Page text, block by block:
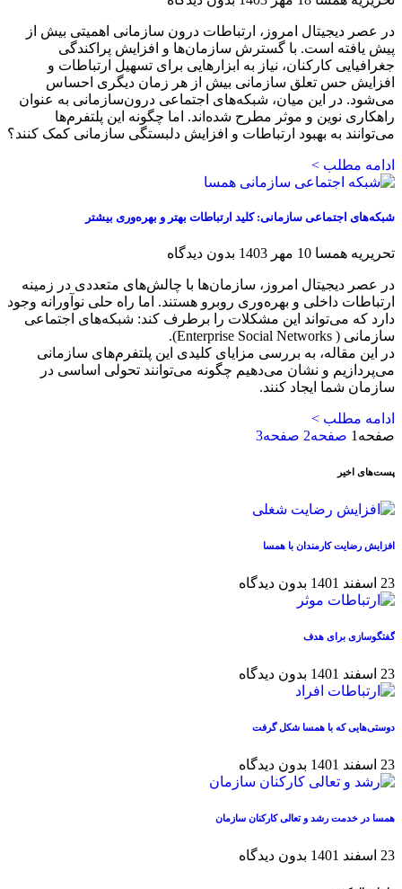
در عصر دیجیتال امروز، ارتباطات درون سازمانی اهمیتی بیش از
پیش یافته است. با گسترش سازمان‌ها و افزایش پراکندگی
جغرافیایی کارکنان، نیاز به ابزارهایی برای تسهیل ارتباطات و
افزایش حس تعلق سازمانی بیش از هر زمان دیگری احساس
می‌شود. در این میان، شبکه‌های اجتماعی درون‌سازمانی به عنوان
راهکاری نوین و موثر مطرح شده‌اند. اما چگونه این پلتفرم‌ها
می‌توانند به بهبود ارتباطات و افزایش دلبستگی سازمانی کمک کنند؟
ادامه مطلب >
شبکه‌های اجتماعی سازمانی: کلید ارتباطات بهتر و بهره‌وری بیشتر
تحریریه همسا 10 مهر 1403 بدون دیدگاه
در عصر دیجیتال امروز، سازمان‌ها با چالش‌های متعددی در زمینه
ارتباطات داخلی و بهره‌وری روبرو هستند. اما راه حلی نوآورانه وجود
دارد که می‌تواند این مشکلات را برطرف کند: شبکه‌های اجتماعی
سازمانی ( Enterprise Social Networks).
در این مقاله، به بررسی مزایای کلیدی این پلتفرم‌های سازمانی
می‌پردازیم و نشان می‌دهیم چگونه می‌توانند تحولی اساسی در
سازمان شما ایجاد کنند.
ادامه مطلب >
صفحه 1 صفحه2 صفحه3
پست‌های اخیر
افزایش رضایت کارمندان با همسا
23 اسفند 1401 بدون دیدگاه
گفتگوسازی برای هدف
23 اسفند 1401 بدون دیدگاه
دوستی‌هایی که با همسا شکل گرفت
23 اسفند 1401 بدون دیدگاه
همسا در خدمت رشد و تعالی کارکنان سازمان
23 اسفند 1401 بدون دیدگاه